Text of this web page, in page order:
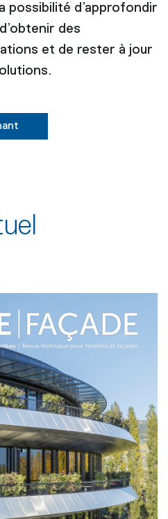
possibilité d’approfondir
des
et de rester à jour